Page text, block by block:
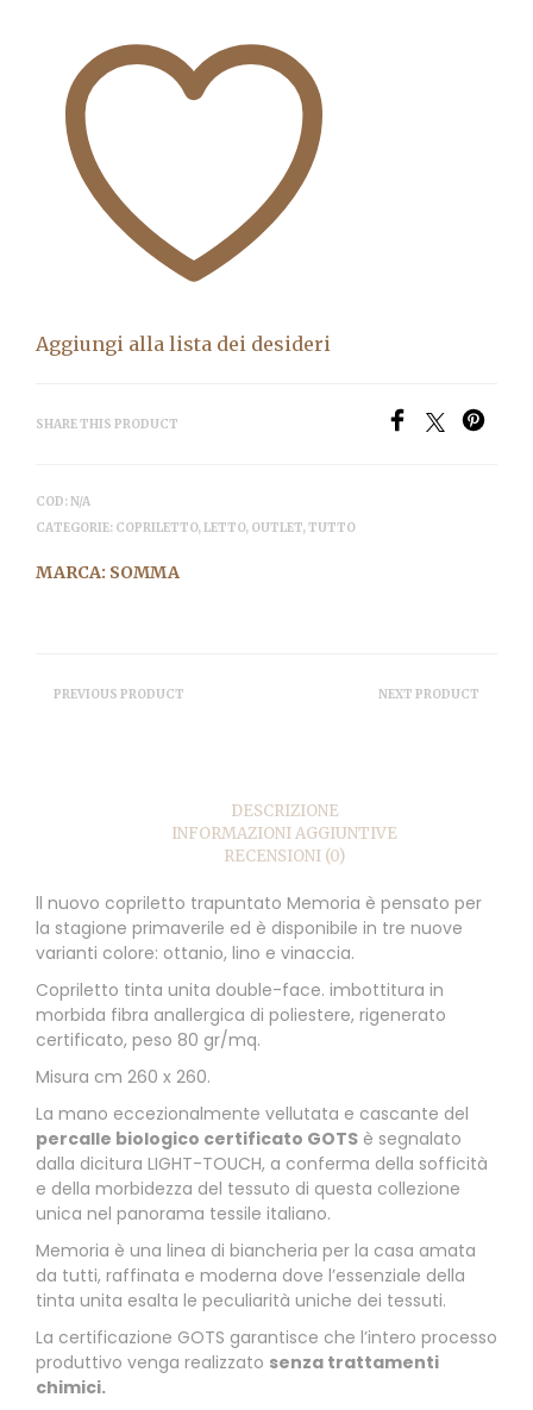
Aggiungi alla lista dei desideri
SHARE THIS PRODUCT
COD:N/A
CATEGORIE: COPRILETTO, LETTO, OUTLET, TUTTO
MARCA: SOMMA
PREVIOUS PRODUCT NEXT PRODUCT
DESCRIZIONE
INFORMAZIONI AGGIUNTIVE
RECENSIONI (0)
ll nuovo copriletto trapuntato Memoria è pensato per
la stagione primaverile ed è disponibile in tre nuove
varianti colore: ottanio, lino e vinaccia.
Copriletto tinta unita double-face. imbottitura in
morbida fibra anallergica di poliestere, rigenerato
certificato, peso 80 gr/mq.
Misura cm 260 x 260.
La mano eccezionalmente vellutata e cascante del
percalle biologico certificato GOTS è segnalato
dalla dicitura LIGHT-TOUCH, a conferma della sofficità
e della morbidezza del tessuto di questa collezione
unica nel panorama tessile italiano.
Memoria è una linea di biancheria per la casa amata
da tutti, raffinata e moderna dove l’essenziale della
tinta unita esalta le peculiarità uniche dei tessuti.
La certificazione GOTS garantisce che l’intero processo
produttivo venga realizzato senza trattamenti
chimici.